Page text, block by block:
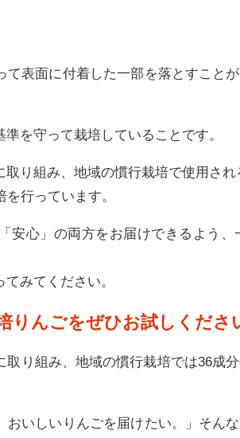
て表面に付着した一部を落とすこと
を守って栽培していることです。
り組み、地域の慣行栽培で使用され
行っています。
安心」の両方をお届けできるよう
みてください。
りんごをぜひお試しくださ
り組み、地域の慣行栽培では36成
おいしいりんごを届けたい。」そん